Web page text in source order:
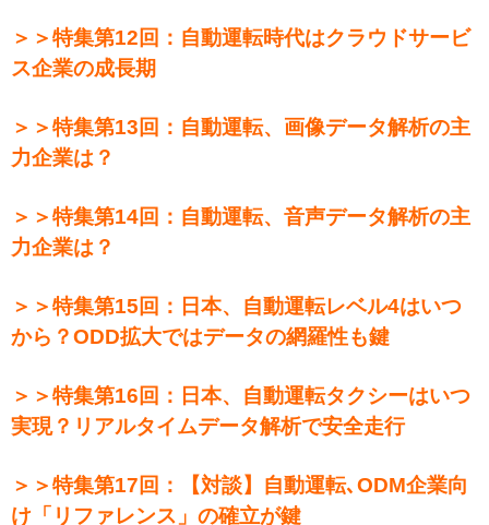
＞＞特集第12回：自動運転時代はクラウドサービ
ス企業の成長期
＞＞特集第13回：自動運転、画像データ解析の主
力企業は？
＞＞特集第14回：自動運転、音声データ解析の主
力企業は？
＞＞特集第15回：日本、自動運転レベル4はいつ
から？ODD拡大ではデータの網羅性も鍵
＞＞特集第16回：日本、自動運転タクシーはいつ
実現？リアルタイムデータ解析で安全走行
＞＞特集第17回：【対談】自動運転､ODM企業向
け「リファレンス」の確立が鍵